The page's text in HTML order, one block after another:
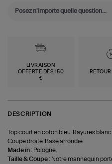
LIVRAISON
OFFERTE DÈS 150
€
RETOUR
DESCRIPTION
Top court en coton bleu. Rayures
Coupe droite. Base arrondie.
Made in : Pologne.
Taille & Coupe : Notre mannequin